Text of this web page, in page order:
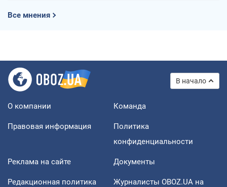
Все мнения
В начало
О компании Команда
Правовая информация
Политика
конфиденциальности
Реклама на сайте Документы
Редакционная политика
Журналисты OBOZ.UA на